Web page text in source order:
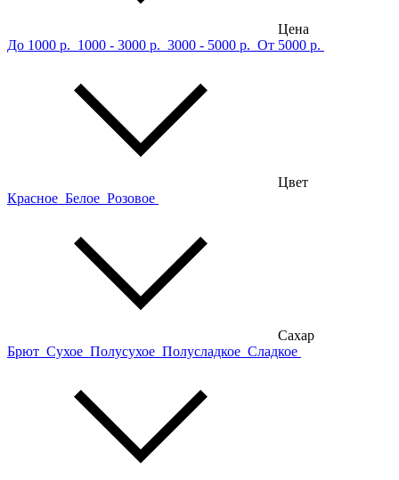
Цена
До 1000 р. 1000 - 3000 р. 3000 - 5000 р. От 5000 р.
Цвет
Красное Белое Розовое
Сахар
Брют Сухое Полусухое Полусладкое Сладкое